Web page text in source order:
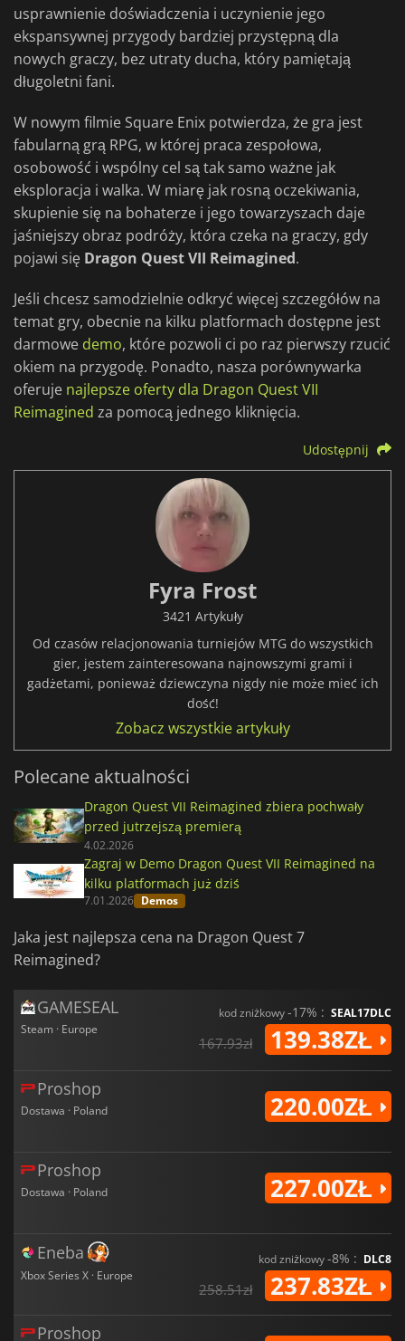
usprawnienie doświadczenia i uczynienie jego
ekspansywnej przygody bardziej przystępną dla
nowych graczy, bez utraty ducha, który pamiętają
długoletni fani.
W nowym filmie Square Enix potwierdza, że gra jest
fabularną grą RPG, w której praca zespołowa,
osobowość i wspólny cel są tak samo ważne jak
eksploracja i walka. W miarę jak rosną oczekiwania,
skupienie się na bohaterze i jego towarzyszach daje
jaśniejszy obraz podróży, która czeka na graczy, gdy
pojawi się Dragon Quest VII Reimagined.
Jeśli chcesz samodzielnie odkryć więcej szczegółów na
temat gry, obecnie na kilku platformach dostępne jest
darmowe demo, które pozwoli ci po raz pierwszy rzucić
okiem na przygodę. Ponadto, nasza porównywarka
oferuje najlepsze oferty dla Dragon Quest VII
Reimagined za pomocą jednego kliknięcia.
Udostępnij
Fyra Frost
3421 Artykuły
Od czasów relacjonowania turniejów MTG do wszystkich
gier, jestem zainteresowana najnowszymi grami i
gadżetami, ponieważ dziewczyna nigdy nie może mieć ich
dość!
Zobacz wszystkie artykuły
Polecane aktualności
Dragon Quest VII Reimagined zbiera pochwały
przed jutrzejszą premierą
4.02.2026
Zagraj w Demo Dragon Quest VII Reimagined na
kilku platformach już dziś
7.01.2026 Demos
Jaka jest najlepsza cena na Dragon Quest 7
Reimagined?
GAMESEAL
Steam · Europe
kod zniżkowy-17% : SEAL17DLC
167.93zł 139.38ZŁ
Proshop
Dostawa · Poland 220.00ZŁ
Proshop
Dostawa · Poland 227.00ZŁ
Eneba
Xbox Series X · Europe
kod zniżkowy-8% : DLC8
258.51zł 237.83ZŁ
Proshop